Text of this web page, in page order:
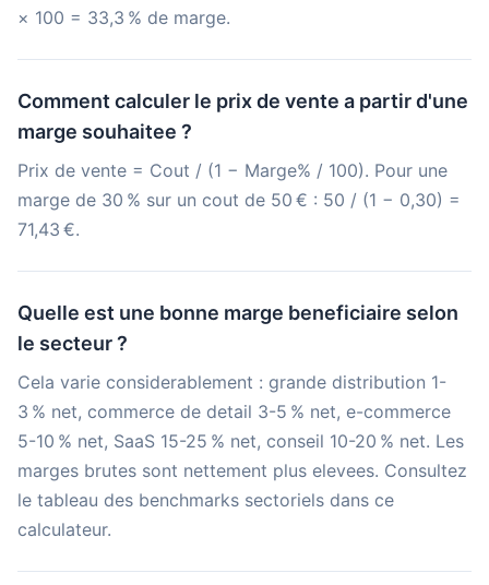
× 100 = 33,3 % de marge.
Comment calculer le prix de vente a partir d'une
marge souhaitee ?
Prix de vente = Cout / (1 − Marge% / 100). Pour une
marge de 30 % sur un cout de 50 € : 50 / (1 − 0,30) =
71,43 €.
Quelle est une bonne marge beneficiaire selon
le secteur ?
Cela varie considerablement : grande distribution 1-
3 % net, commerce de detail 3-5 % net, e-commerce
5-10 % net, SaaS 15-25 % net, conseil 10-20 % net. Les
marges brutes sont nettement plus elevees. Consultez
le tableau des benchmarks sectoriels dans ce
calculateur.